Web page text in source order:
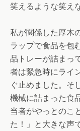
笑えるような笑え
私が関係した厚木
ラップで食品を包
品トレーが詰まっ
者は緊急時にライ
ぐ止めました。そ
機械に詰まった食
当者がやっとのこ
た！」と大きな声